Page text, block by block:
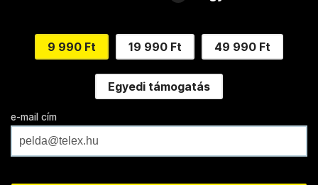
9 990 Ft 19 990 Ft 49 990 Ft
Egyedi támogatás
e-mail cím